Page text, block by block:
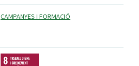
CAMPANYES I FORMACIÓ